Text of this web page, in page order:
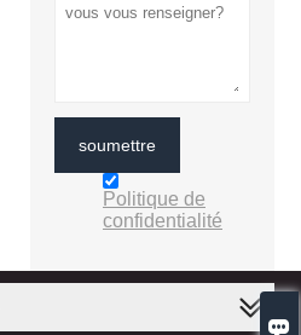

soumettre
Politique de
confidentialité